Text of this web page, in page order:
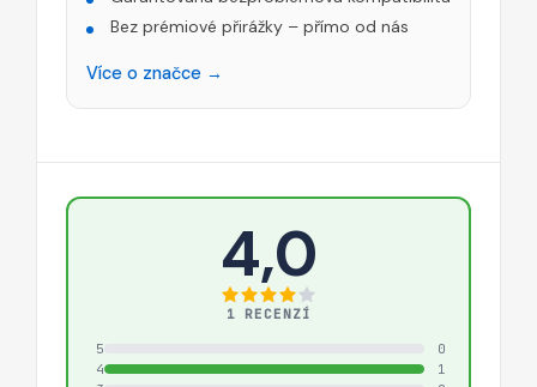
Bez prémiové přirážky – přímo od nás
Více o značce →
4,0
1 RECENZÍ
5
0
4
1